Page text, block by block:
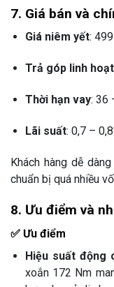
7. Giá bán và
Giá niêm yết:
Trả góp linh hoạt
Thời hạn vay: 36
Lãi suất: 0,7 –
Khách hàng dễ
chuẩn bị quá nhiều
8. Ưu điểm và
✅ Ưu điểm
Hiệu suất động
xoắn 172 Nm